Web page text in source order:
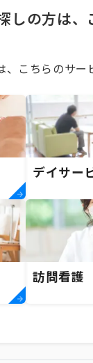
しの方は
こちらのサー
デイサー
訪問看護